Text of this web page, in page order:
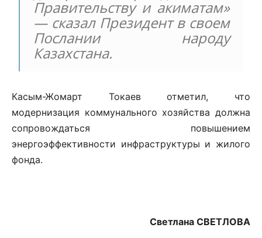
Правительству и акиматам»
— сказал Президент в своем
Послании народу
Казахстана.
Касым-Жомарт Токаев отметил, что
модернизация коммунального хозяйства должна
сопровождаться повышением
энергоэффективности инфраструктуры и жилого
фонда.
Светлана СВЕТЛОВА